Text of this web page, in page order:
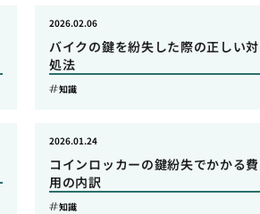
バイクの鍵を紛失した際の正しい対
処法
2026.02.06
知識
コインロッカーの鍵紛失でかかる費
用の内訳
2026.01.24
知識